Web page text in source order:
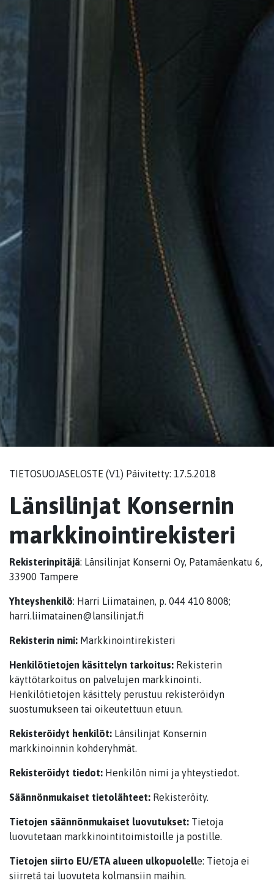
TIETOSUOJASELOSTE (V1) Päivitetty: 17.5.2018
Länsilinjat Konsernin
markkinointirekisteri
Rekisterinpitäjä: Länsilinjat Konserni Oy, Patamäenkatu 6,
33900 Tampere
Yhteyshenkilö: Harri Liimatainen, p. 044 410 8008;
harri.liimatainen@lansilinjat.fi
Rekisterin nimi: Markkinointirekisteri
Henkilötietojen käsittelyn tarkoitus: Rekisterin
käyttötarkoitus on palvelujen markkinointi.
Henkilötietojen käsittely perustuu rekisteröidyn
suostumukseen tai oikeutettuun etuun.
Rekisteröidyt henkilöt: Länsilinjat Konsernin
markkinoinnin kohderyhmät.
Rekisteröidyt tiedot: Henkilön nimi ja yhteystiedot.
Säännönmukaiset tietolähteet: Rekisteröity.
Tietojen säännönmukaiset luovutukset: Tietoja
luovutetaan markkinointitoimistoille ja postille.
Tietojen siirto EU/ETA alueen ulkopuolelle: Tietoja ei
siirretä tai luovuteta kolmansiin maihin.